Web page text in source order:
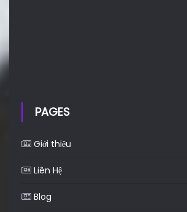
PAGES
Giới thiệu
Liên Hệ
Blog